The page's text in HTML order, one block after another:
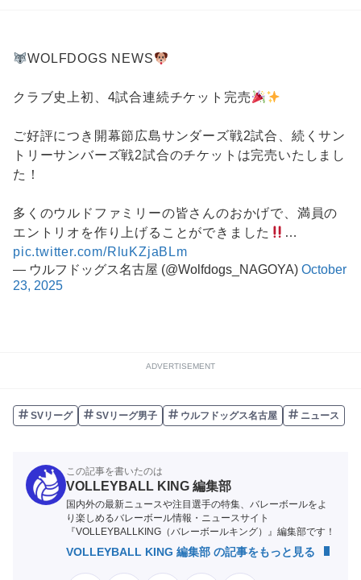
WOLFDOGS NEWS
クラブ史上初、4試合連続チケット完売
ご好評につき開幕節広島サンダーズ戦2試合、続くサン
トリーサンバーズ戦2試合のチケットは完売いたしまし
た！
多くのウルドファミリーの皆さんのおかげで、満員の
エントリオを作り上げることができました
…
pic.twitter.com/RluKZjaBLm
— ウルフドッグス名古屋 (@Wolfdogs_NAGOYA) October
23, 2025
ADVERTISEMENT
SVリーグ SVリーグ男子 ウルフドッグス名古屋 ニュース
この記事を書いたのは
VOLLEYBALL KING 編集部
国内外の最新ニュースや注目選手の特集、バレーボールをよ
り楽しめるバレーボール情報・ニュースサイト
『VOLLEYBALLKING（バレーボールキング）』編集部です！
VOLLEYBALL KING 編集部 の記事をもっと見る